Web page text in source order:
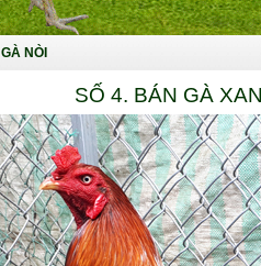
NÒI
SỐ 4. BÁN GÀ